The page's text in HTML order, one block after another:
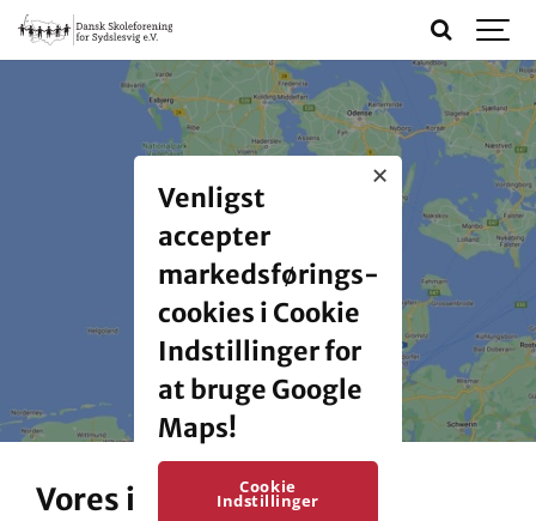
Vores institutioner
Venligst
accepter
markedsførings-
cookies i Cookie
Indstillinger for
at bruge Google
Maps!
Cookie
Indstillinger